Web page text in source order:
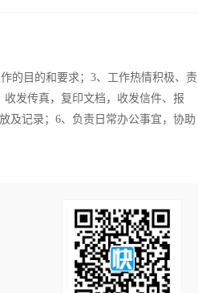
的目的和要求；3、工作热情积极、责
发传真，复印文档，收发信件、报
及记录；6、负责日常办公事宜，协助